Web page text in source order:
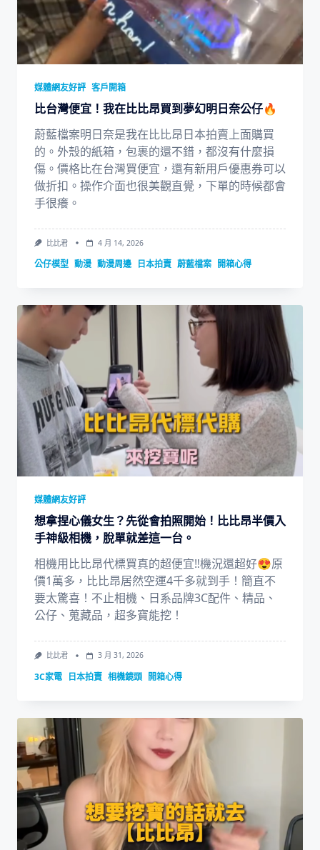
媒體網友好評 客戶開箱
比台灣便宜！我在比比昂買到夢幻明日奈公仔🔥
蔚藍檔案明日奈是我在比比昂日本拍賣上面購買
的。外殼的紙箱，包裹的還不錯，都沒有什麼損
傷。價格比在台灣買便宜，還有新用戶優惠券可以
做折扣。操作介面也很美觀直覺，下單的時候都會
手很癢。
比比君 4 月 14, 2026
公仔模型 動漫 動漫周邊 日本拍賣 蔚藍檔案 開箱心得
媒體網友好評
想拿捏心儀女生？先從會拍照開始！比比昂半價入
手神級相機，脫單就差這一台。
相機用比比昂代標買真的超便宜‼️機況還超好😍原
價1萬多，比比昂居然空運4千多就到手！簡直不
要太驚喜！不止相機、日系品牌3C配件、精品、
公仔、蒐藏品，超多寶能挖！
比比君 3 月 31, 2026
3C家電 日本拍賣 相機鏡頭 開箱心得